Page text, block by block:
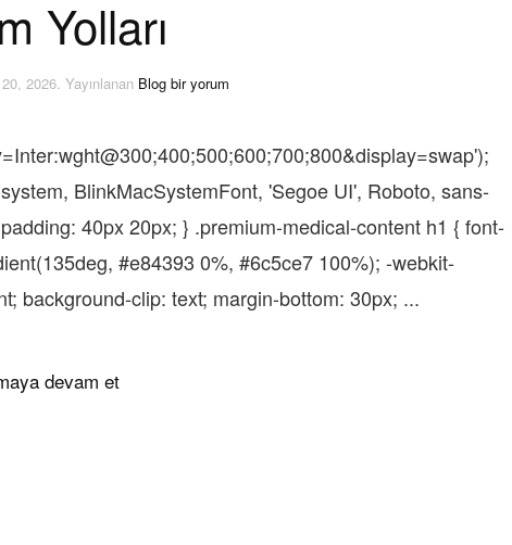
Yolları
2026. Yayınlanan Blog Gebelikte
Belirtileri,
Çözüm
Yolları
için
bir yorum
BlinkMacSystemFont, 'Segoe UI', Roboto, sans-
40px 20px; } .premium-medical-content h1 { font-
#e84393 0%, #6c5ce7 100%); -webkit-
background-clip: text; margin-bottom: 30px; ...
devam et